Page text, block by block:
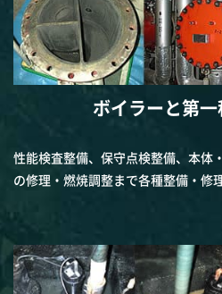
ボイラーと第
性能検査整備、保守点検整備、本体
の修理・燃焼調整まで各種整備・修